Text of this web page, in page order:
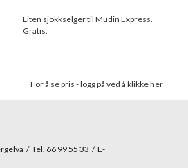
Liten sjokkselger til Mudin Express.
Gratis.
For å se pris - logg på ved å klikke her
/ Tel. 66 99 55 33 / E-